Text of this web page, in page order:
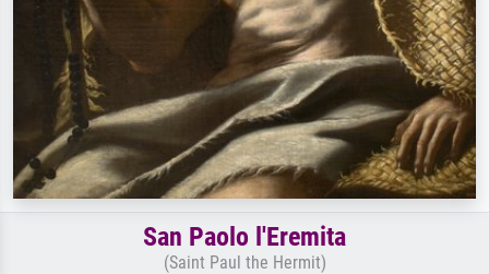
San Paolo l'Eremita
(Saint Paul the Hermit)